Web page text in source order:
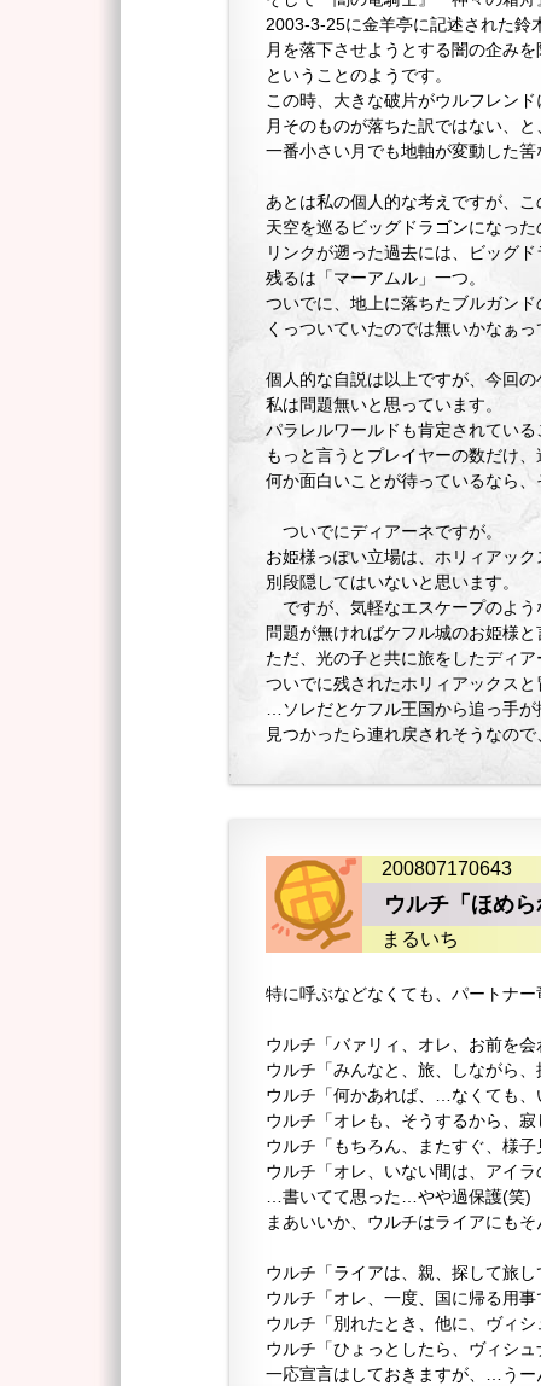
2003-3-25に金羊亭に記述された鈴
月を落下させようとする闇の企み
ということのようです。
この時、大きな破片がウルフレン
月そのものが落ちた訳ではない、
一番小さい月でも地軸が変動した筈
あとは私の個人的な考えですが、
天空を巡るビッグドラゴンになっ
リンクが遡った過去には、ビッグ
残るは「マーアムル」一つ。
ついでに、地上に落ちたブルガン
くっついていたのでは無いかなぁ
個人的な自説は以上ですが、今回
私は問題無いと思っています。
パラレルワールドも肯定されてい
もっと言うとプレイヤーの数だけ
何か面白いことが待っているなら
ついでにディアーネですが。
お姫様っぽい立場は、ホリィアッ
別段隠してはいないと思います。
ですが、気軽なエスケープのよ
問題が無ければケフル城のお姫様
ただ、光の子と共に旅をしたディ
ついでに残されたホリィアックス
…ソレだとケフル王国から追っ手
見つかったら連れ戻されそうなの
200807170643
ウルチ「ほめ
まるいち
特に呼ぶなどなくても、パートナ
ウルチ「バァリィ、オレ、お前を
ウルチ「みんなと、旅、しながら
ウルチ「何かあれば、…なくても
ウルチ「オレも、そうするから、
ウルチ「もちろん、またすぐ、様
ウルチ「オレ、いない間は、アイ
…書いてて思った…やや過保護(笑)
まあいいか、ウルチはライアにも
ウルチ「ライアは、親、探して旅し
ウルチ「オレ、一度、国に帰る用
ウルチ「別れたとき、他に、ヴィ
ウルチ「ひょっとしたら、ヴィシ
一応宣言はしておきますが、…うー